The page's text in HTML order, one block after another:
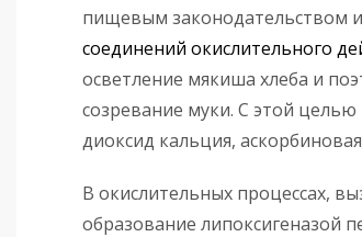
пищевым законодательством
соединений окислительного
осветление мякиша хлеба и
созревание муки. С этой
диоксид кальция,
В окислительных процессах,
образование липоксигеназой